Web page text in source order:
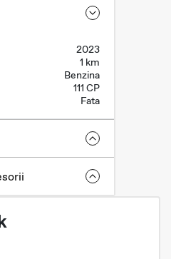
2023
1 km
Benzina
111 CP
Fata